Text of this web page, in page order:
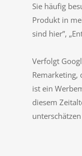
Sie häufig
Produkt in
sind hier”,
Verfolgt
Remarketing,
ist ein
diesem